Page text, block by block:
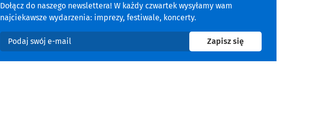
Dołącz do naszego newslettera! W każdy czwartek wysyłamy wam
najciekawsze wydarzenia: imprezy, festiwale, koncerty.
Podaj swój e-mail
Zapisz sięna newsletter